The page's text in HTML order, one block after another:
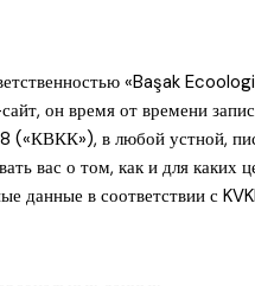
«Başak
он время от времени
в любой устной,
вас о том, как и для каких
данные в соответствии с